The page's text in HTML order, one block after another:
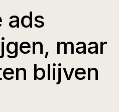
ads
maar
blijven